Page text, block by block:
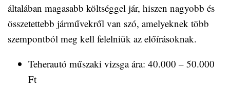
általában magasabb költséggel jár, hiszen nagyobb és
összetettebb járművekről van szó, amelyeknek több
szempontból meg kell felelniük az előírásoknak.
Teherautó műszaki vizsga ára: 40.000 – 50.000
Ft